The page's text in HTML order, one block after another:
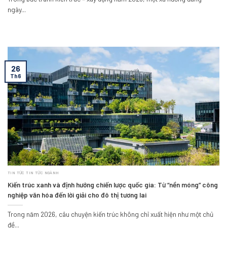
ngày...
TIN TỨC TIN TỨC NGÀNH
Kiến trúc xanh và định hướng chiến lược quốc gia: Từ “nền móng” công
nghiệp văn hóa đến lời giải cho đô thị tương lai
Trong năm 2026, câu chuyện kiến trúc không chỉ xuất hiện như một chủ
đề...
26
Th6